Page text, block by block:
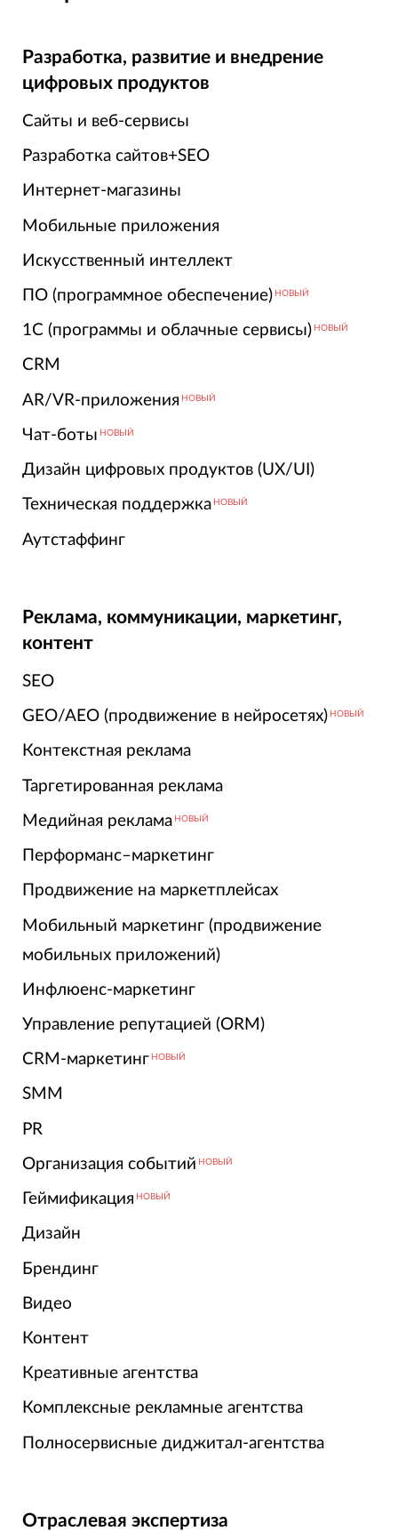
Разработка, развитие и внедрение
цифровых продуктов
Сайты и веб-сервисы
Разработка сайтов+SEO
Интернет-магазины
Мобильные приложения
Искусственный интеллект
ПО (программное обеспечение) НОВЫЙ
1С (программы и облачные сервисы) НОВЫЙ
CRM
AR/VR-приложения НОВЫЙ
Чат-боты НОВЫЙ
Дизайн цифровых продуктов (UX/UI)
Техническая поддержка НОВЫЙ
Аутстаффинг
Реклама, коммуникации, маркетинг,
контент
SEO
GEO/AEO (продвижение в нейросетях) НОВЫЙ
Контекстная реклама
Таргетированная реклама
Медийная реклама НОВЫЙ
Перформанс–маркетинг
Продвижение на маркетплейсах
Мобильный маркетинг (продвижение
мобильных приложений)
Инфлюенс-маркетинг
Управление репутацией (ORM)
CRM-маркетинг НОВЫЙ
SMM
PR
Организация событий НОВЫЙ
Геймификация НОВЫЙ
Дизайн
Брендинг
Видео
Контент
Креативные агентства
Комплексные рекламные агентства
Полносервисные диджитал-агентства
Отраслевая экспертиза